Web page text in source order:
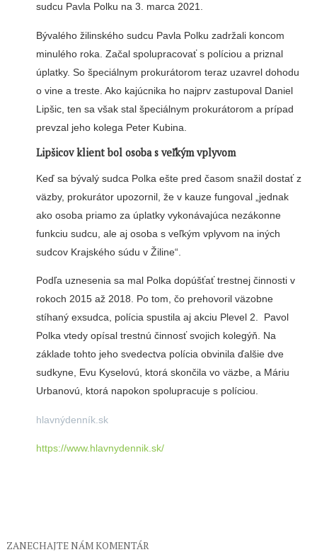
sudcu Pavla Polku na 3. marca 2021.
Bývalého žilinského sudcu Pavla Polku zadržali koncom
minulého roka. Začal spolupracovať s políciou a priznal
úplatky. So špeciálnym prokurátorom teraz uzavrel dohodu
o vine a treste. Ako kajúcnika ho najprv zastupoval Daniel
Lipšic, ten sa však stal špeciálnym prokurátorom a prípad
prevzal jeho kolega Peter Kubina.
Lipšicov klient bol osoba s veľkým vplyvom
Keď sa bývalý sudca Polka ešte pred časom snažil dostať z
väzby, prokurátor upozornil, že v kauze fungoval „jednak
ako osoba priamo za úplatky vykonávajúca nezákonne
funkciu sudcu, ale aj osoba s veľkým vplyvom na iných
sudcov Krajského súdu v Žiline“.
Podľa uznesenia sa mal Polka dopúšťať trestnej činnosti v
rokoch 2015 až 2018. Po tom, čo prehovoril väzobne
stíhaný exsudca, polícia spustila aj akciu Plevel 2. Pavol
Polka vtedy opísal trestnú činnosť svojich kolegýň. Na
základe tohto jeho svedectva polícia obvinila ďalšie dve
sudkyne, Evu Kyselovú, ktorá skončila vo väzbe, a Máriu
Urbanovú, ktorá napokon spolupracuje s políciou.
hlavnýdenník.sk
https://www.hlavnydennik.sk/
ZANECHAJTE NÁM KOMENTÁR